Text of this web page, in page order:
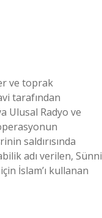
ve toprak
tarafından
Ulusal Radyo ve
saldırısında
adı verilen, Sünni
İslam’ı kullanan